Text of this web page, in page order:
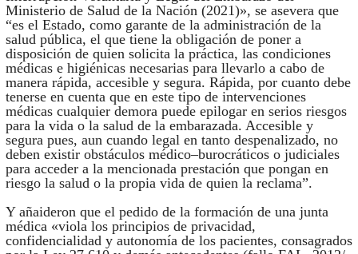
Ministerio de Salud de la Nación (2021)», se asevera que
“es el Estado, como garante de la administración de la
salud pública, el que tiene la obligación de poner a
disposición de quien solicita la práctica, las condiciones
médicas e higiénicas necesarias para llevarlo a cabo de
manera rápida, accesible y segura. Rápida, por cuanto debe
tenerse en cuenta que en este tipo de intervenciones
médicas cualquier demora puede epilogar en serios riesgos
para la vida o la salud de la embarazada. Accesible y
segura pues, aun cuando legal en tanto despenalizado, no
deben existir obstáculos médico–burocráticos o judiciales
para acceder a la mencionada prestación que pongan en
riesgo la salud o la propia vida de quien la reclama”.
Y añaideron que el pedido de la formación de una junta
médica «viola los principios de privacidad,
confidencialidad y autonomía de los pacientes, consagrados